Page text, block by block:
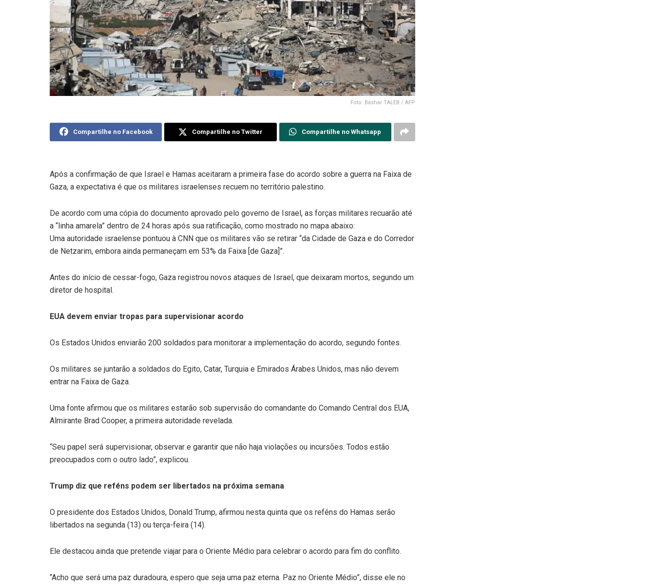
Foto: Bashar TALEB / AFP
Compartilhe no Facebook Compartilhe no Twitter Compartilhe no Whatsapp
Após a confirmação de que Israel e Hamas aceitaram a primeira fase do acordo sobre a guerra na Faixa de
Gaza, a expectativa é que os militares israelenses recuem no território palestino.
De acordo com uma cópia do documento aprovado pelo governo de Israel, as forças militares recuarão até
a “linha amarela” dentro de 24 horas após sua ratificação, como mostrado no mapa abaixo:
Uma autoridade israelense pontuou à CNN que os militares vão se retirar “da Cidade de Gaza e do Corredor
de Netzarim, embora ainda permaneçam em 53% da Faixa [de Gaza]”.
Antes do início de cessar-fogo, Gaza registrou novos ataques de Israel, que deixaram mortos, segundo um
diretor de hospital.
EUA devem enviar tropas para supervisionar acordo
Os Estados Unidos enviarão 200 soldados para monitorar a implementação do acordo, segundo fontes.
Os militares se juntarão a soldados do Egito, Catar, Turquia e Emirados Árabes Unidos, mas não devem
entrar na Faixa de Gaza.
Uma fonte afirmou que os militares estarão sob supervisão do comandante do Comando Central dos EUA,
Almirante Brad Cooper, a primeira autoridade revelada.
“Seu papel será supervisionar, observar e garantir que não haja violações ou incursões. Todos estão
preocupados com o outro lado”, explicou.
Trump diz que reféns podem ser libertados na próxima semana
O presidente dos Estados Unidos, Donald Trump, afirmou nesta quinta que os reféns do Hamas serão
libertados na segunda (13) ou terça-feira (14).
Ele destacou ainda que pretende viajar para o Oriente Médio para celebrar o acordo para fim do conflito.
“Acho que será uma paz duradoura, espero que seja uma paz eterna. Paz no Oriente Médio”, disse ele no